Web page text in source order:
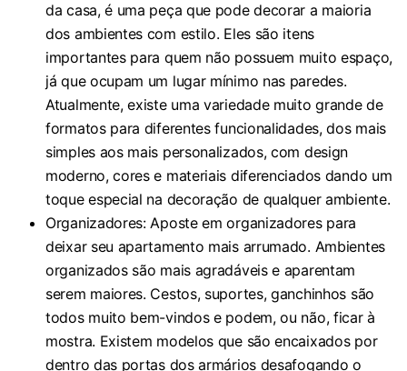
da casa, é uma peça que pode decorar a maioria
dos ambientes com estilo. Eles são itens
importantes para quem não possuem muito espaço,
já que ocupam um lugar mínimo nas paredes.
Atualmente, existe uma variedade muito grande de
formatos para diferentes funcionalidades, dos mais
simples aos mais personalizados, com design
moderno, cores e materiais diferenciados dando um
toque especial na decoração de qualquer ambiente.
Organizadores: Aposte em organizadores para
deixar seu apartamento mais arrumado. Ambientes
organizados são mais agradáveis e aparentam
serem maiores. Cestos, suportes, ganchinhos são
todos muito bem-vindos e podem, ou não, ficar à
mostra. Existem modelos que são encaixados por
dentro das portas dos armários desafogando o